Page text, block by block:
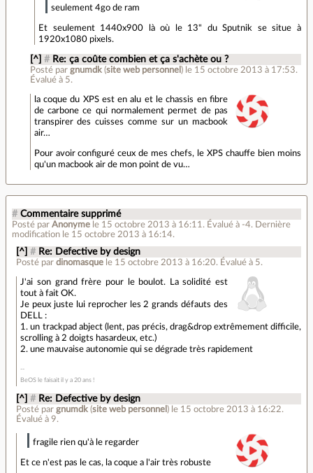
seulement 4go de ram
Et seulement 1440x900 là où le 13" du Sputnik se situe à
1920x1080 pixels.
[^] # Re: ça coûte combien et ça s'achète ou ?
Posté par gnumdk(site web personnel ) le 15 octobre 2013 à 17:53.
Évalué à 5.
la coque du XPS est en alu et le chassis en fibre
de carbone ce qui normalement permet de pas
transpirer des cuisses comme sur un macbook
air…
Pour avoir configuré ceux de mes chefs, le XPS chauffe bien moins
qu'un macbook air de mon point de vu…
# Commentaire supprimé
Posté par Anonyme le 15 octobre 2013 à 16:11. Évalué à -4. Dernière
modification le 15 octobre 2013 à 16:14.
[^] # Re: Defective by design
Posté pardinomasque le 15 octobre 2013 à 16:20. Évalué à 5.
J'ai son grand frère pour le boulot. La solidité est
tout à fait OK.
Je peux juste lui reprocher les 2 grands défauts des
DELL :
1. un trackpad abject (lent, pas précis, drag&drop extrêmement difficile,
scrolling à 2 doigts hasardeux, etc.)
2. une mauvaise autonomie qui se dégrade très rapidement
BeOS le faisait il y a 20 ans !
[^] # Re: Defective by design
Posté pargnumdk (site web personnel ) le 15 octobre 2013 à 16:22.
Évalué à9.
fragile rien qu'à le regarder
Et ce n'est pas le cas, la coque a l'air très robuste